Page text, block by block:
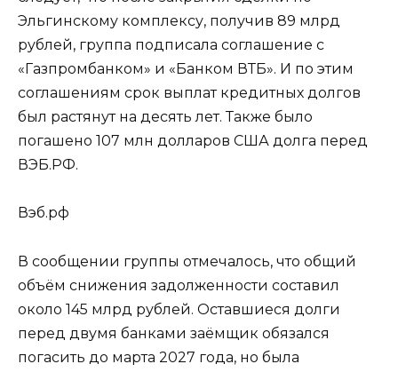
Эльгинскому комплексу, получив 89 млрд
рублей, группа подписала соглашение с
«Газпромбанком» и «Банком ВТБ». И по этим
соглашениям срок выплат кредитных долгов
был растянут на десять лет. Также было
погашено 107 млн долларов США долга перед
ВЭБ.РФ.
Вэб.рф
В сообщении группы отмечалось, что общий
объём снижения задолженности составил
около 145 млрд рублей. Оставшиеся долги
перед двумя банками заёмщик обязался
погасить до марта 2027 года, но была